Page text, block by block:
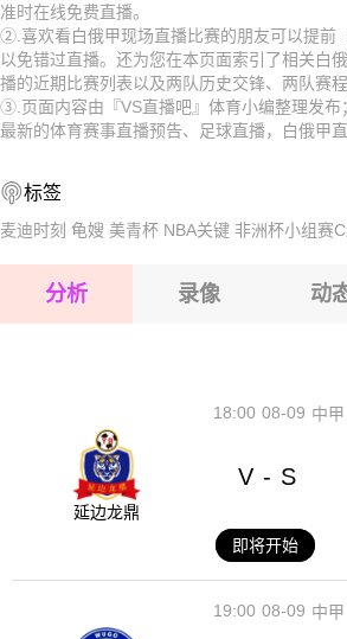
2026-08-17 【白俄甲】 奥尔沙VS
2026-08-17 【白俄甲】 奥尔沙VS
2026-08-17 【白俄甲】 奥尔沙VS
2026-08-17 【白俄甲】 奥尔沙VS
2026-08-17 【白俄甲】 奥尔沙VS
2026-08-17 【白俄甲】 奥尔沙VS
2026-08-17 【白俄甲】 奥尔沙VS
准时在线免费直播。
②.喜欢看白俄甲现场直播比赛的朋友可以提前
以免错过直播。还为您在本页面索引了相关白
播的近期比赛列表以及两队历史交锋、两队赛程
③.页面内容由『VS直播吧』体育小编整理发布
最新的体育赛事直播预告、足球直播，白俄甲直
标签
麦迪时刻 龟嫂 美青杯 NBA关键 非洲杯小组赛
分析 录像 动
08-09
18:00 中甲
延边龙鼎
V - S
即将开始
08-09
19:00 中甲